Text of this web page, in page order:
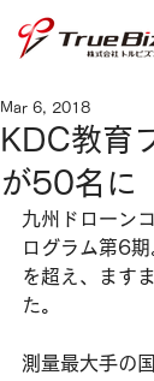
KDC教育
が50名に
Mar 6, 2018
九州ドローン
ログラム第6
を超え、ます
た。
測量最大手の